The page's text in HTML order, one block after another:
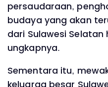
persaudaraan,
budaya yang akan
dari Sulawesi Selatan
ungkapnya.
Sementara itu,
keluarga besar